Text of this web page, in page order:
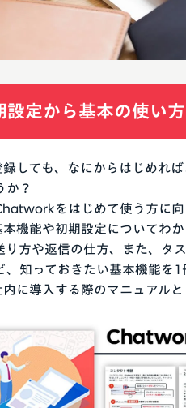
設定から基本の使い
しても、なにからはじめれ
か？
をはじめて使う方に
機能や初期設定についてわか
り方や返信の仕方、また、タ
、知っておきたい基本機能を1
に導入する際のマニュアルと